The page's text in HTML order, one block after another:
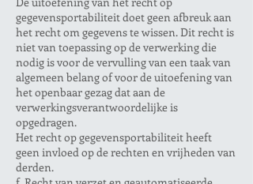
gegevensportabiliteit doet geen afbreuk aan
het recht om gegevens te wissen. Dit recht is
niet van toepassing op de verwerking die
nodig is voor de vervulling van een taak van
algemeen belang of voor de uitoefening van
het openbaar gezag dat aan de
verwerkingsverantwoordelijke is
opgedragen.
Het recht op gegevensportabiliteit heeft
geen invloed op de rechten en vrijheden van
derden.